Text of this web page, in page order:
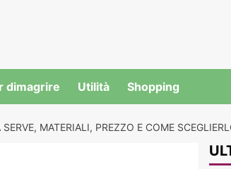
dimagrire Utilità Shopping
MATERIALI, PREZZO E COME